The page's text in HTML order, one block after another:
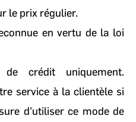
le prix régulier.
en vertu de la loi
crédit uniquement.
service à la clientèle si
d'utiliser ce mode de